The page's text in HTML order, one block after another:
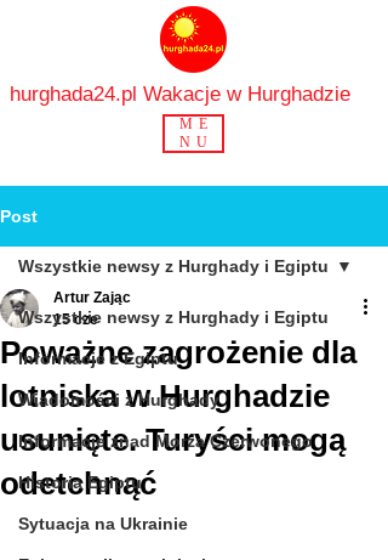
hurghada24.pl Wakacje w Hurghadzie
ME
NU
Post
Wszystkie newsy z Hurghady i Egiptu
Informacje z Egiptu
Wiadomości z Hurghady
Informacje znad Morza Czerwonego
Historia Egiptu
Sytuacja na Ukrainie
Wszystkie newsy z Hurghady i Egiptu
Poważne zagrożenie dla
lotniska w Hurghadzie
usunięte. Turyści mogą
odetchnąć
Artur Zając
15 cze